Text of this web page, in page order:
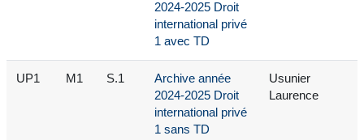
2024-2025 Droit
international privé
1 avec TD
UP1 M1 S.1
Archive année
2024-2025 Droit
international privé
1 sans TD
Usunier
Laurence